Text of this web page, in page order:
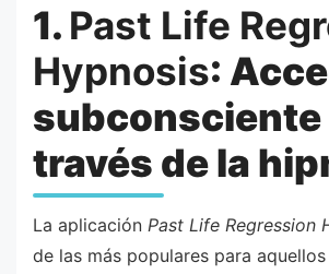
1. Past Life
Hypnosis:
subconsciente
través de la
La aplicación Past Life Regression
de las más populares para